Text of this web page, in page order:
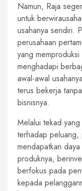
Namun, Raja
untuk
usahanya sendiri.
perusahaan
yang
menghadapi
awal-awal
terus bekerja
bisnisnya.
Melalui tekad
terhadap peluang,
mendapatkan
produknya,
berfokus pada
kepada